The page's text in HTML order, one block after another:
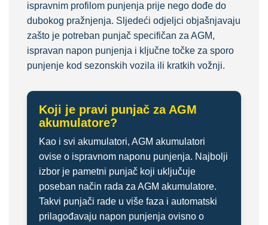
ispravnim profilom punjenja prije nego dođe do
dubokog pražnjenja. Sljedeći odjeljci objašnjavaju
zašto je potreban punjač specifičan za AGM,
ispravan napon punjenja i ključne točke za sporo
punjenje kod sezonskih vozila ili kratkih vožnji.
Koji je pravi punjač za AGM
akumulatore?
Kao i svi akumulatori, AGM akumulatori
ovise o ispravnom naponu punjenja. Najbolji
izbor je pametni punjač koji uključuje
poseban način rada za AGM akumulatore.
Takvi punjači rade u više faza i automatski
prilagođavaju napon punjenja ovisno o